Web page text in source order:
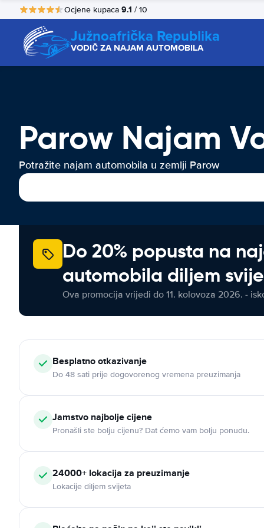
Ocjene kupaca 9.1 / 10
Južnoafrička Republika
VODIČ ZA NAJAM AUTOMOBILA
Parow Najam
Potražite najam automobila u zemlji Parow
Do 20% popusta na
automobila diljem
Ova promocija vrijedi do 11. kolovoza 2026. -
Besplatno otkazivanje
Do 48 sati prije dogovorenog vremena preuzimanja
Jamstvo najbolje cijene
Pronašli ste bolju cijenu? Dat ćemo vam bolju ponudu.
24000+ lokacija za preuzimanje
Lokacije diljem svijeta